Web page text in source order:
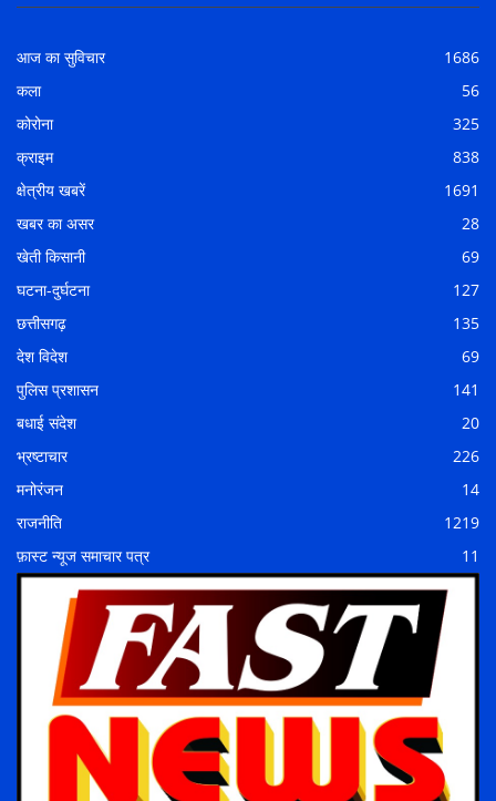
आज का सुविचार
1686
कला
56
कोरोना
325
क्राइम
838
क्षेत्रीय खबरें
1691
खबर का असर
28
खेती किसानी
69
घटना-दुर्घटना
127
छत्तीसगढ़
135
देश विदेश
69
पुलिस प्रशासन
141
बधाई संदेश
20
भ्रष्टाचार
226
मनोरंजन
14
राजनीति
1219
फ़ास्ट न्यूज समाचार पत्र
11